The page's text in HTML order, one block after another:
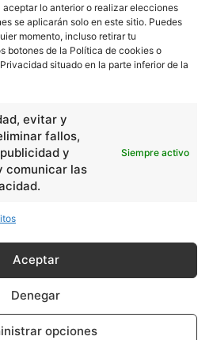
lo anterior o realizar elecciones
se aplicarán solo en este sitio. Puedes
momento, incluso retirar tu
botones de la Política de cookies o
situado en la parte inferior de la
evitar y
fallos,
y
comunicar las
Siempre activo
Aceptar
Denegar
opciones